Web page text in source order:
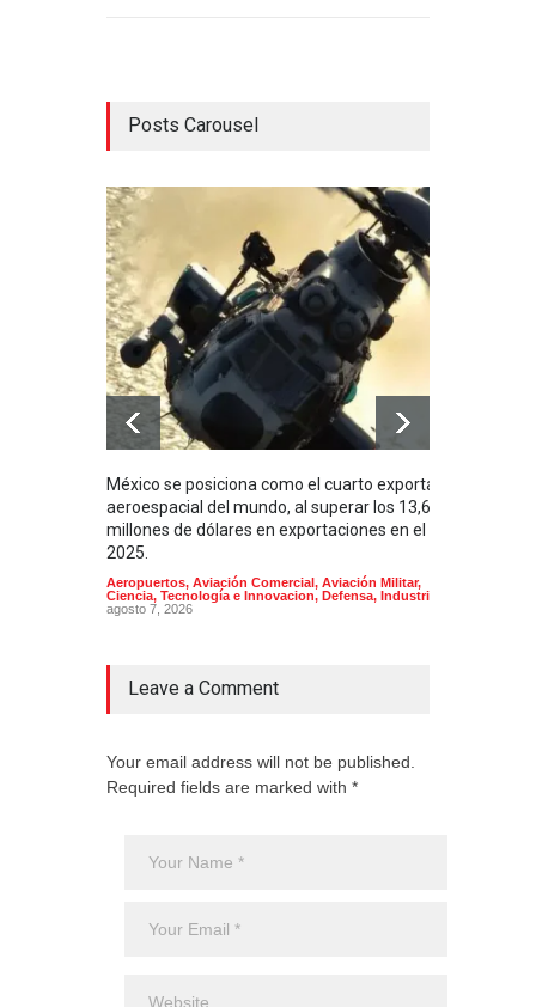
Posts Carousel
México se posiciona como el cuarto exportador
aeroespacial del mundo, al superar los 13,600
millones de dólares en exportaciones en el
2025.
Aeropuertos, Aviación Comercial, Aviación Militar,
Ciencia, Tecnología e Innovacion, Defensa, Industria
agosto 7, 2026
Leave a Comment
Your email address will not be published.
Required fields are marked with *